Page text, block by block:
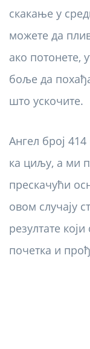
скакање у
можете да
ако потонете,
боље да
што ускочите.
Ангел број
ка циљу, а ми
прескачући
овом случају
резултате
почетка и